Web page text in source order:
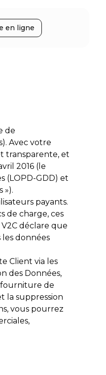
en ligne
de
Avec votre
transparente, et
2016 (le
(LOPD-GDD) et
»).
payants.
de charge, ces
déclare que
données
Client via les
des Données,
fourniture de
la suppression
vous pourrez